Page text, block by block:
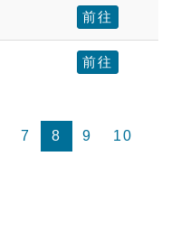
前往
前往
7 8 9
10